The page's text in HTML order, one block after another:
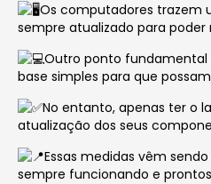
Os computadores trazem
sempre atualizado para
Outro ponto fundamental
base simples para que
No entanto, apenas ter o
atualização dos seus
Essas medidas vêm
sempre funcionando e